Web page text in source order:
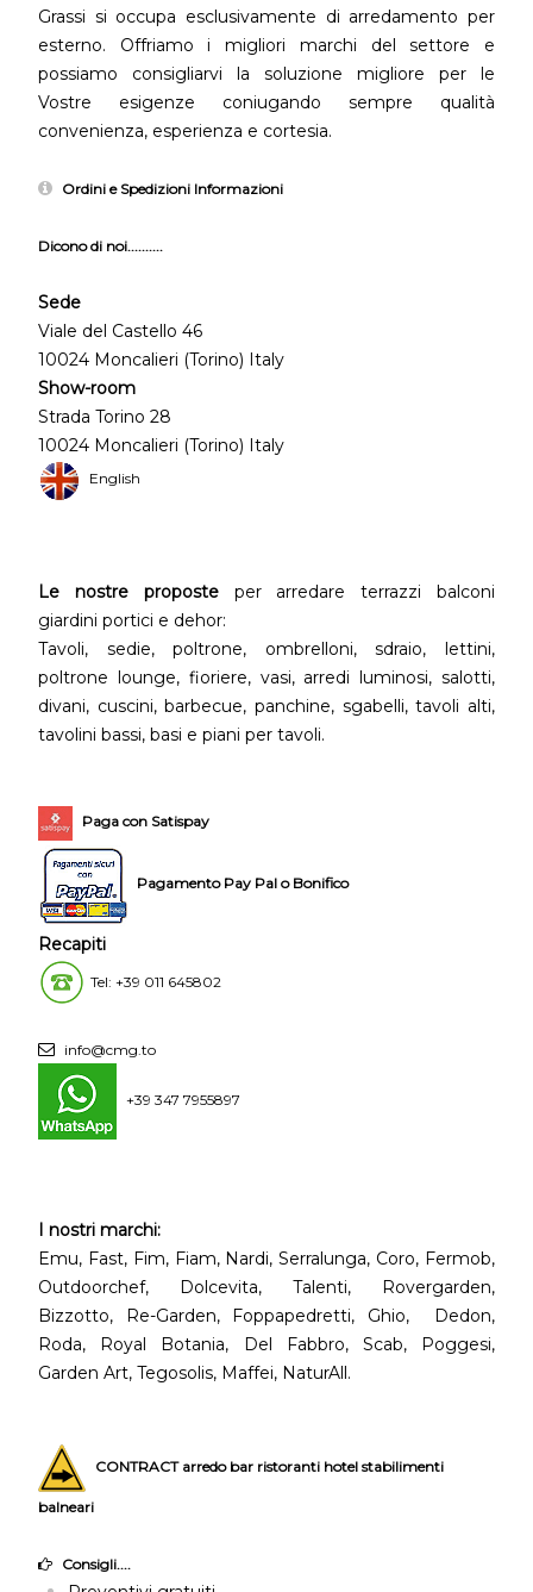
Grassi si occupa esclusivamente di arredamento per
esterno. Offriamo i migliori marchi del settore e
possiamo consigliarvi la soluzione migliore per le
Vostre esigenze coniugando sempre qualità
convenienza, esperienza e cortesia.
Ordini e Spedizioni Informazioni
Dicono di noi..........
Sede
Viale del Castello 46
10024 Moncalieri (Torino) Italy
Show-room
Strada Torino 28
10024 Moncalieri (Torino) Italy
English
Le nostre proposteper arredare terrazzi balconi
giardini portici e dehor:
Tavoli, sedie, poltrone, ombrelloni, sdraio, lettini,
poltrone lounge, fioriere, vasi, arredi luminosi, salotti,
divani, cuscini, barbecue, panchine, sgabelli, tavoli alti,
tavolini bassi, basi e piani per tavoli.
Paga con Satispay
Pagamento Pay Pal o Bonifico
Recapiti
Tel: +39 011 645802
info@cmg.to
+39 347 7955897
I nostri marchi:
Emu, Fast, Fim, Fiam, Nardi, Serralunga, Coro, Fermob,
Outdoorchef, Dolcevita, Talenti, Rovergarden,
Bizzotto, Re-Garden, Foppapedretti, Ghio, Dedon,
Roda, Royal Botania, Del Fabbro, Scab, Poggesi,
Garden Art, Tegosolis, Maffei, NaturAll.
CONTRACT arredo bar ristoranti hotel stabilimenti
balneari
Consigli....